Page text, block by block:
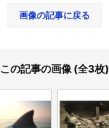
画像の記事に戻る
この記事の画像 (全3枚)